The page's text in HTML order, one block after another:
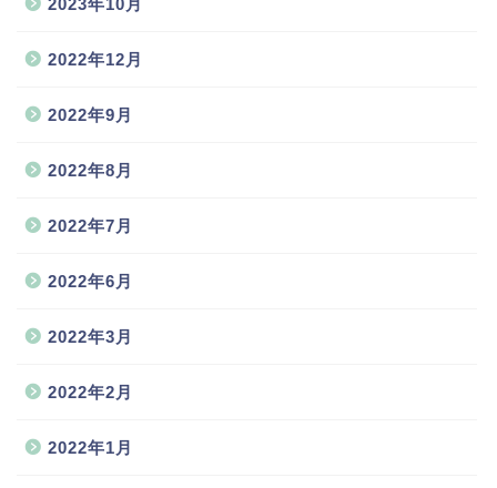
2023年10月
2022年12月
2022年9月
2022年8月
2022年7月
2022年6月
2022年3月
2022年2月
2022年1月